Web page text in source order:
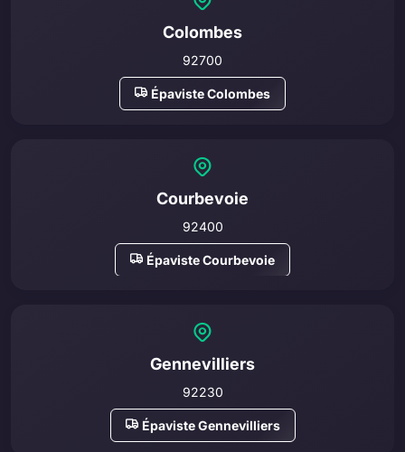
Colombes
92700
Épaviste Colombes
Courbevoie
92400
Épaviste Courbevoie
Gennevilliers
92230
Épaviste Gennevilliers